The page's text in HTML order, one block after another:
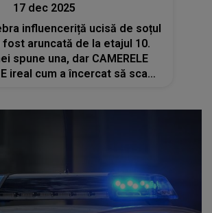
17 dec 2025
influenceriță ucisă de soțul
fost aruncată de la etajul 10.
spune una, dar CAMERELE
ireal cum a încercat să scape